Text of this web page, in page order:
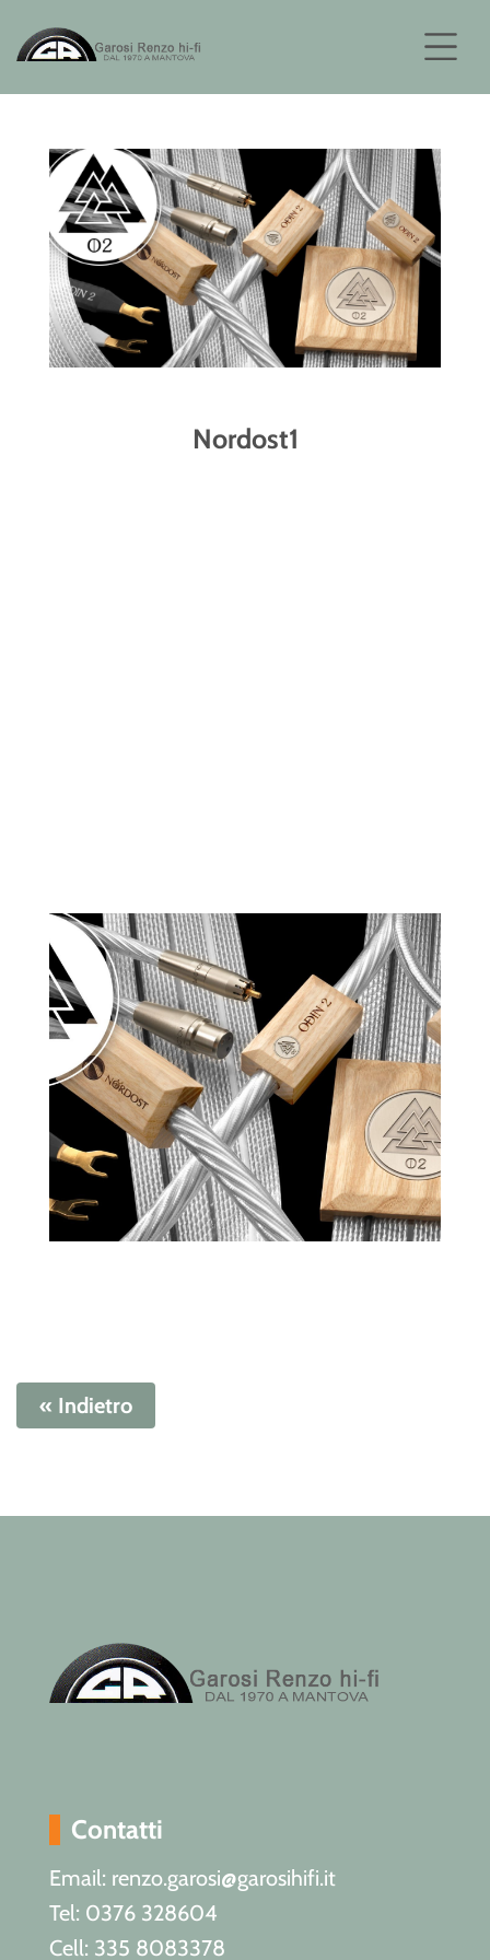
Nordost1
« Indietro
Contatti
Email: renzo.garosi@garosihifi.it
Tel: 0376 328604
Cell: 335 8083378